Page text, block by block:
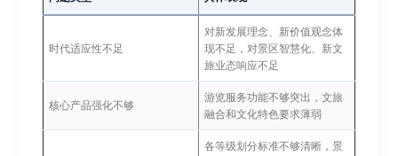
时代适应性不足
对新发展理念、新价值观念体
现不足，对景区智慧化、新文
旅业态响应不足
核心产品强化不够
游览服务功能不够突出，文旅
融合和文化特色要求薄弱
各等级划分标准不够清晰，景